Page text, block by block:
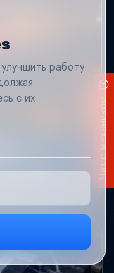
работу
с их
Чат с механиком